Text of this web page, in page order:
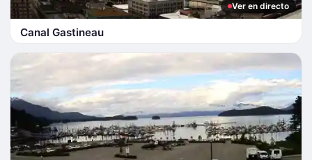
Ver en directo
Canal Gastineau